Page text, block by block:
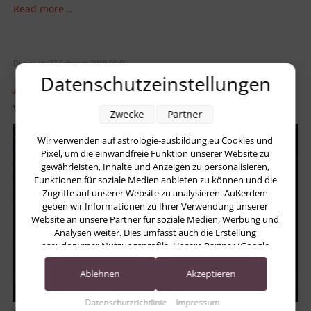
Read more...
Dienstag, 27 Februar 2018 00:01
AstroLuna – 27. Februar 2018
Written by Heidrun Funk – AstroPraxis
Datenschutzeinstellungen
Wir verwenden auf astrologie-ausbildung.eu Cookies und
Pixel, um die einwandfreie Funktion unserer Website zu
gewährleisten, Inhalte und Anzeigen zu personalisieren,
Funktionen für soziale Medien anbieten zu können und die
Zugriffe auf unserer Website zu analysieren. Außerdem
geben wir Informationen zu Ihrer Verwendung unserer
Website an unsere Partner für soziale Medien, Werbung und
Analysen weiter. Dies umfasst auch die Erstellung
pseudonymer Nutzungsprofile. Unsere Partner (Google
Advertising Products) führen diese Informationen
möglicherweise mit weiteren Daten zusammen, die Sie ihnen
Accounts) oder welche sie im Rahmen Ihrer Nutzung der
Datenschutzrichtlinie Impressum
Zwecke Partner
Ablehnen Akzeptieren